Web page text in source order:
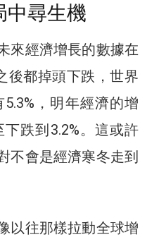
中尋生機
來經濟增長的數據在
後都掉頭下跌，世界
，明年經濟的增
跌到3.2%。這或許
不會是經濟寒冬走到
以往那樣拉動全球增